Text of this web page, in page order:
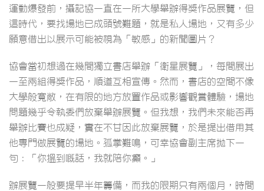
運動爆發前，攝記協一直在一所大學舉辦得獎作品展覽，但
這時代，要找場地已成頭號難題，就是私人場地，又有多少
願意借出以展示可能被視為「敏感」的新聞圖片？
協會當初想過在幾間獨立書店舉辦「衛星展覽」，每間展出
一至兩組得獎作品，順道互相宣傳。然而，書店的空間不像
大學般寬敞，在有限的地方放置作品或影響觀賞體驗，場地
問題幾乎令執委們放棄舉辦展覽。但我想，我們未來能否再
舉辦比賽也成疑，實在不甘因此放棄展覽，於是提出借用其
他專門做展覽的場地。孤掌難鳴，可幸協會副主席拋下一
句：「你搵到嘅話，我就陪你癲。」
辦展覽一般要提早半年籌備，而我的限期只有兩個月，時間